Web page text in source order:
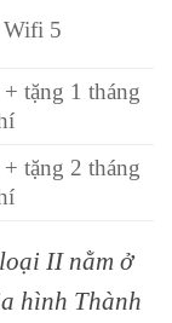
Wifi 5
tặng 1 tháng
tặng 2 tháng
II nằm ở
hình Thành